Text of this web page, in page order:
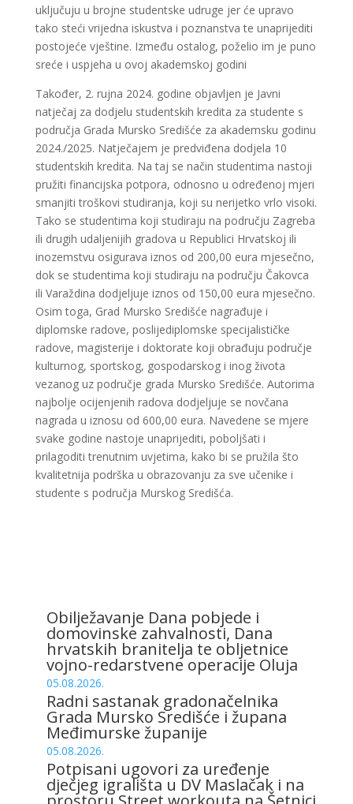
uključuju u brojne studentske udruge jer će upravo
tako steći vrijedna iskustva i poznanstva te unaprijediti
postojeće vještine. Između ostalog, poželio im je puno
sreće i uspjeha u ovoj akademskoj godini
Također, 2. rujna 2024. godine objavljen je Javni
natječaj za dodjelu studentskih kredita za studente s
područja Grada Mursko Središće za akademsku godinu
2024./2025. Natječajem je predviđena dodjela 10
studentskih kredita. Na taj se način studentima nastoji
pružiti financijska potpora, odnosno u određenoj mjeri
smanjiti troškovi studiranja, koji su nerijetko vrlo visoki.
Tako se studentima koji studiraju na području Zagreba
ili drugih udaljenijih gradova u Republici Hrvatskoj ili
inozemstvu osigurava iznos od 200,00 eura mjesečno,
dok se studentima koji studiraju na području Čakovca
ili Varaždina dodjeljuje iznos od 150,00 eura mjesečno.
Osim toga, Grad Mursko Središće nagrađuje i
diplomske radove, poslijediplomske specijalističke
radove, magisterije i doktorate koji obrađuju područje
kulturnog, sportskog, gospodarskog i inog života
vezanog uz područje grada Mursko Središće. Autorima
najbolje ocijenjenih radova dodjeljuje se novčana
nagrada u iznosu od 600,00 eura. Navedene se mjere
svake godine nastoje unaprijediti, poboljšati i
prilagoditi trenutnim uvjetima, kako bi se pružila što
kvalitetnija podrška u obrazovanju za sve učenike i
studente s područja Murskog Središća.
Obilježavanje Dana pobjede i
domovinske zahvalnosti, Dana
hrvatskih branitelja te obljetnice
vojno-redarstvene operacije Oluja
05.08.2026.
Radni sastanak gradonačelnika
Grada Mursko Središće i župana
Međimurske županije
05.08.2026.
Potpisani ugovori za uređenje
dječjeg igrališta u DV Maslačak i na